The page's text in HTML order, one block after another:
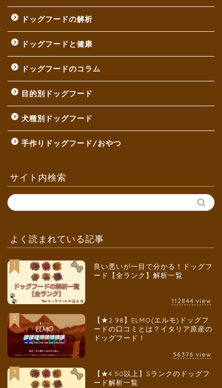
ドッグフードの解析
ドッグフードと健康
ドッグフードのコラム
目的別ドッグフード
犬種別ドッグフード
手作りドッグフード/おやつ
サイト内検索
よく読まれている記事
1
良い悪いが一目で分かる！ドッグフ
ード【全ランク】解析一覧
112844 view
2
【★2.98】ELMO(エルモ)ドッグフ
ードの口コミとは？イタリア原産の
ドッグフード！
56376 view
3
【★4.50以上】Sランクのドッグフ
ード解析一覧